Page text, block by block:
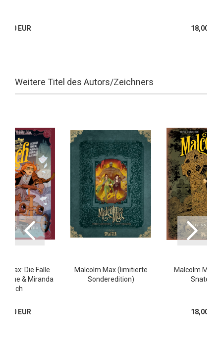
EUR 18,00
Weitere Titel des Autors/Zeichners
Max: Die Fälle
& Miranda
Finch
EUR
Malcolm Max (limitierte
Sonderedition)
Malcolm Max
18,00